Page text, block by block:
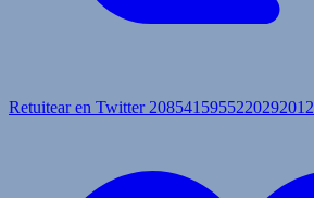
Retuitear en Twitter 2085415955220292012